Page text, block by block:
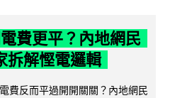
費更平？內地網民
拆解慳電邏輯
費反而平過開開關關？內地網民